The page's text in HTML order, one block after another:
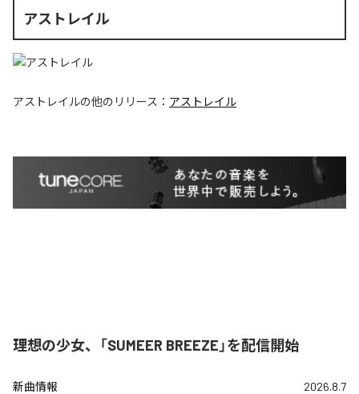
アストレイル
アストレイルの他のリリース： アストレイル
理想の少女、「SUMEER BREEZE」を配信開始
新曲情報 2026.8.7